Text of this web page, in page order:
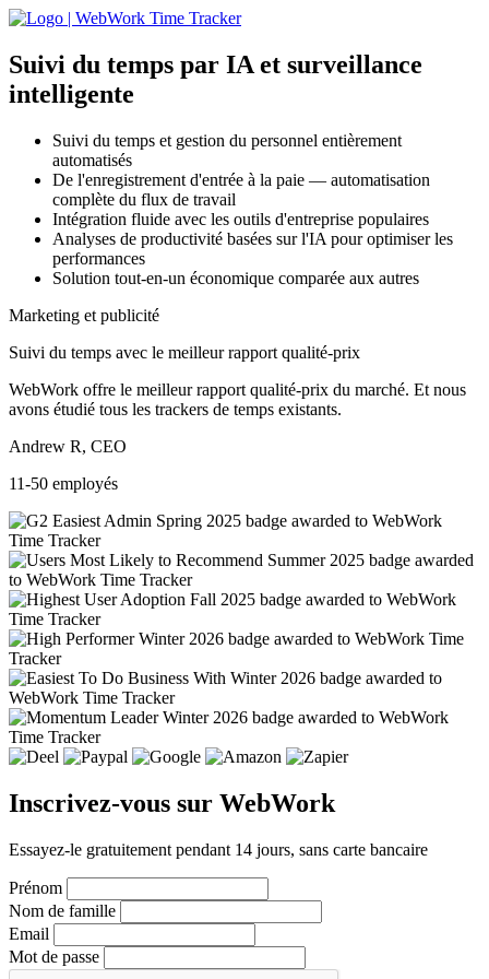
Suivi du temps par IA et surveillance
intelligente
Suivi du temps et gestion du personnel entièrement
automatisés
De l'enregistrement d'entrée à la paie — automatisation
complète du flux de travail
Intégration fluide avec les outils d'entreprise populaires
Analyses de productivité basées sur l'IA pour optimiser les
performances
Solution tout-en-un économique comparée aux autres
Marketing et publicité
Suivi du temps avec le meilleur rapport qualité-prix
WebWork offre le meilleur rapport qualité-prix du marché. Et nous
avons étudié tous les trackers de temps existants.
Andrew R, CEO
11-50 employés
Inscrivez-vous sur WebWork
Essayez-le gratuitement pendant 14 jours, sans carte bancaire
Prénom
Nom de famille
Email
Mot de passe